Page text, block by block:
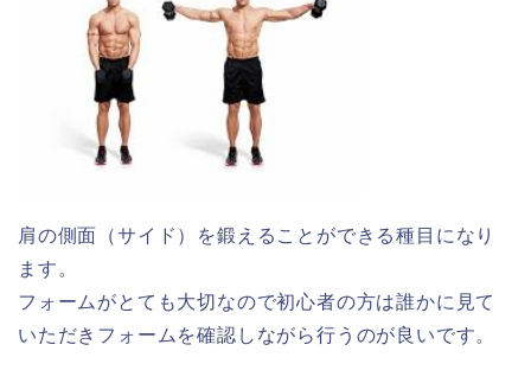
肩の側面（サイド）を鍛えることができる種目になり
ます。
フォームがとても大切なので初心者の方は誰かに見て
いただきフォームを確認しながら行うのが良いです。